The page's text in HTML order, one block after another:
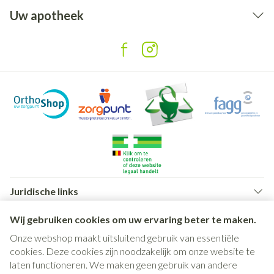
Wij gebruiken cookies om uw ervaring beter te maken.
Onze webshop maakt uitsluitend gebruik van essentiële
cookies. Deze cookies zijn noodzakelijk om onze website te
laten functioneren. We maken geen gebruik van andere
de lippen kan aantasten, zweren in of op de mond, keel,
huiduitslag kunnen koorts en griepachtige klachten
multiforme, Stevens-Johnson-syndroom). Dit kan nog
ernstiger worden, blaren kunnen groter worden en
verspreiden en delen van de huid kunnen loskomen
(Lyell-syndroom/ toxisch epidermale necrolyse). Er kan
ook een ernstige infectie zijn met vernietiging (necrose)
van de huid, het onderhuidse weefsel en spieren
Uw apotheek
Juridische links